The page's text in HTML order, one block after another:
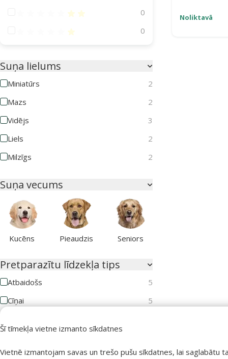
Šī tīmekļa vietne izmanto sīkdatnes
Vietnē izmantojam savas un trešo pušu sīkdatnes, lai saglabātu
Atsauksmes 40%
0
Atsauksmes 20%
0
Suņa lielums
Miniatūrs
2
Mazs
2
Vidējs
3
Liels
2
Milzīgs
2
Suņa vecums
Kucēns Pieaudzis Seniors
Pretparazītu līdzekļa tips
Atbaidošs
5
Cīņai
5
Kaķa vecums
Noliktavā